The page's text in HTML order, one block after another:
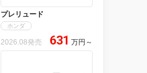
プレリュード
ホンダ
2026.08発売 631 万円 ～